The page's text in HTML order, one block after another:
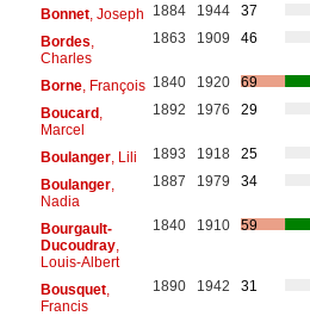
Bonnet, Joseph 1884 1944
37
Bordes
Charles
1863 1909 46
Borne, François 1840 1920
69
Boucard,
Marcel
1892 1976 29
Boulanger, Lili 1893 1918
25
Boulanger,
Nadia
1887 1979 34
Bourgault-
Ducoudray,
Louis-Albert
1840 1910 59
Bousquet,
Francis
1890 1942 31